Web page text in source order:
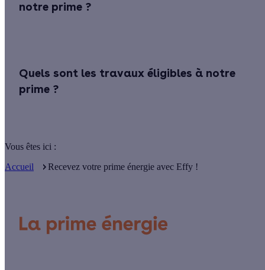
notre prime ?
Quels sont les travaux éligibles à notre
prime ?
Vous êtes ici :
Accueil
Recevez votre prime énergie avec Effy !